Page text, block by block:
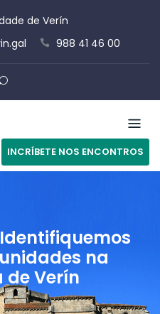
de Verín
988 41 46 00
INCRÍBETE NOS ENCONTROS
Identifiquemos
na
Verín